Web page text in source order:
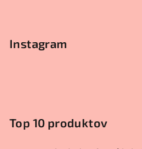
Instagram
Top 10 produktov